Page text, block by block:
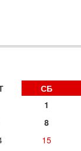
СБ
1
8
15